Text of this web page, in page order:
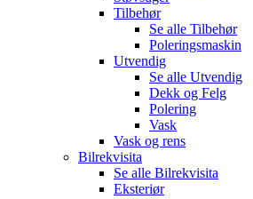
Tilbehør
Se alle Tilbehør
Poleringsmaskin
Utvendig
Se alle Utvendig
Dekk og Felg
Polering
Vask
Vask og rens
Bilrekvisita
Se alle Bilrekvisita
Eksteriør